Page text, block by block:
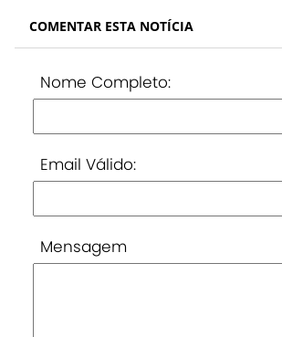
COMENTAR ESTA NOTÍCIA
Nome Completo:
Email Válido:
Mensagem